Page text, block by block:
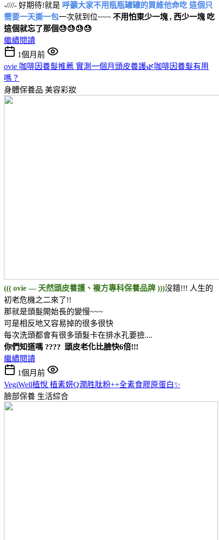
-////- 好期待!就是 呼籲大家不用瓶瓶罐罐的買維他命吃 這個只
需要一天撕一包一次就到位~~~ 不用怕東少一塊 , 西少一塊 吃
這個就忘了那個😓😓😓😓
繼續閱讀
1個月前
ovie 咖啡因養髮推薦 實測一個月頭皮養護🌿咖啡因養髮有用
嗎？
身體保養品 美容彩妝
((( ovie — 天然頭皮養護、複方專科保養品牌 )))沒錯!!! 人生的
初老危機之二來了!!
那就是頭髮開始長的變慢~~~
可是相反地又容易掉的很多很快
每次洗頭都會有很多頭髮卡在排水孔要撿....
你們知道嗎 ???? 頭皮老化比臉快6倍!!!
繼續閱讀
1個月前
VegiWell植悅 植素妍Q潤胜肽粉++全素食膠原蛋白✨
臉部保養 生活綜合